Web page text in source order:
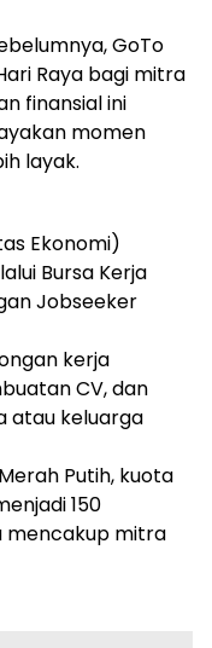
GoTo
Raya bagi mitra
finansial ini
momen
layak.
Ekonomi)
Bursa Kerja
Jobseeker
kerja
CV, dan
atau keluarga
Putih, kuota
150
mencakup mitra